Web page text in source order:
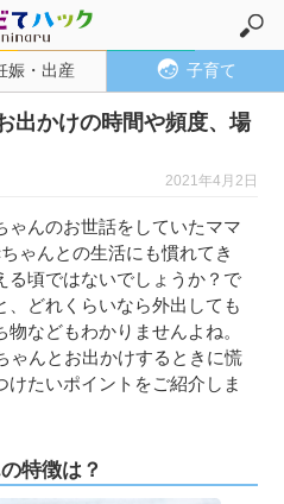
娠・出産 子育て
出かけの時間や頻度、場
2021年4月2日
ゃんのお世話をしていたママ
ゃんとの生活にも慣れてき
る頃ではないでしょうか？で
、どれくらいなら外出しても
などもわかりませんよね。
ゃんとお出かけするときに慌
たいポイントをご紹介しま
特徴は？